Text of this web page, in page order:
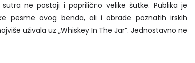
ne postoji i poprilično velike šutke. Publika je
pesme ovog benda, ali i obrade poznatih irskih
uživala uz „Whiskey In The Jar”. Jednostavno ne